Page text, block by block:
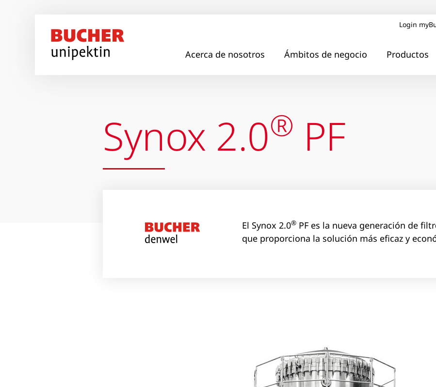
Login
Acerca de nosotros Ámbitos de negocio Productos
Synox 2.0® PF
El Synox 2.0® PF es la nueva generación de
que proporciona la solución más eficaz y